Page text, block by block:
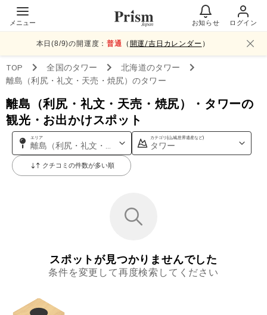
メニュー お知らせ ログイン
本日(8/9)の開運度：普通 （ 開運/吉日カレンダー ）
TOP 全国のタワー 北海道のタワー
離島（利尻・礼文・天売・焼尻）のタワー
離島（利尻・礼文・天売・焼尻）・タワーの
観光・お出かけスポット
エリア
離島（利尻・礼文・天売・焼尻）
カテゴリ(山,城,世界遺産など)
タワー
クチコミの件数が多い順
スポットが見つかりませんでした
条件を変更して再度検索してください